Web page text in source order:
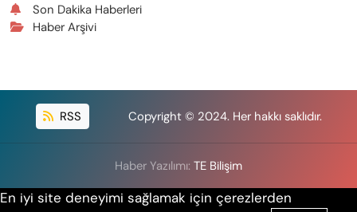
Son Dakika Haberleri
Haber Arşivi
RSS Copyright © 2024. Her hakkı saklıdır.
Haber Yazılımı: TE Bilişim
En iyi site deneyimi sağlamak için çerezlerden